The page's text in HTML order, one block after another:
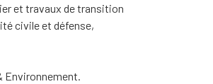
et travaux de transition
civile et défense,
Environnement.